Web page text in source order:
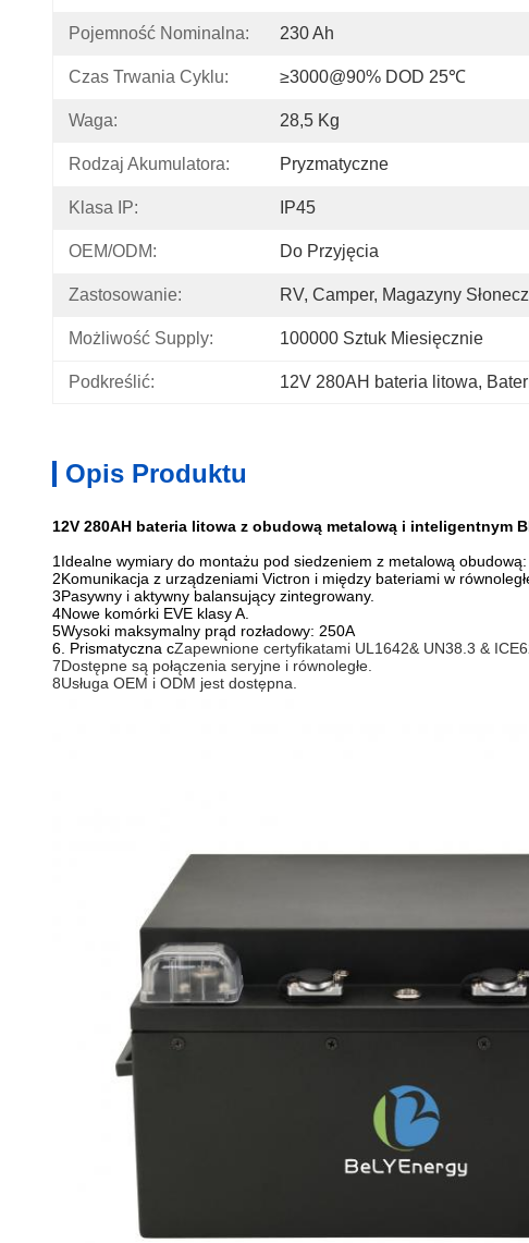
Pojemność Nominalna: 230 Ah
Czas Trwania Cyklu: ≥3000@90% DOD 25℃
Waga: 28,5 Kg
Rodzaj Akumulatora: Pryzmatyczne
Klasa IP: IP45
OEM/ODM: Do Przyjęcia
Zastosowanie: RV, Camper, Magazyny
Możliwość Supply: 100000 Sztuk Miesięcznie
Podkreślić: 12V 280AH bateria litowa,
Opis Produktu
12V 280AH bateria litowa z obudową metalową i inteligentnym
1Idealne wymiary do montażu pod siedzeniem z metalową
2Komunikacja z urządzeniami Victron i między bateriami w
3Pasywny i aktywny balansujący zintegrowany.
4Nowe komórki EVE klasy A.
5Wysoki maksymalny prąd rozładowy: 250A
6. Prismatyczna cZapewnione certyfikatami UL1642& UN38.3 &
7Dostępne są połączenia seryjne i równoległe.
8Usługa OEM i ODM jest dostępna.